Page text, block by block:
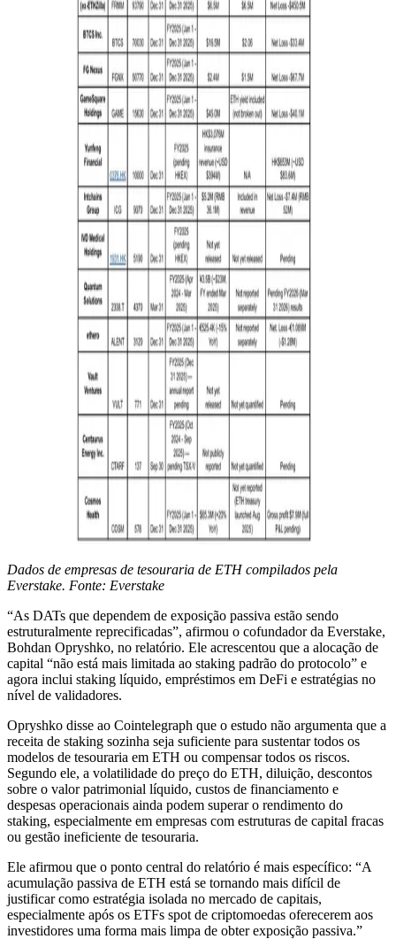
Dados de empresas de tesouraria de ETH compilados pela
Everstake. Fonte: Everstake
“As DATs que dependem de exposição passiva estão sendo
estruturalmente reprecificadas”, afirmou o cofundador da Everstake,
Bohdan Opryshko, no relatório. Ele acrescentou que a alocação de
capital “não está mais limitada ao staking padrão do protocolo” e
agora inclui staking líquido, empréstimos em DeFi e estratégias no
nível de validadores.
Opryshko disse ao Cointelegraph que o estudo não argumenta que a
receita de staking sozinha seja suficiente para sustentar todos os
modelos de tesouraria em ETH ou compensar todos os riscos.
Segundo ele, a volatilidade do preço do ETH, diluição, descontos
sobre o valor patrimonial líquido, custos de financiamento e
despesas operacionais ainda podem superar o rendimento do
staking, especialmente em empresas com estruturas de capital fracas
ou gestão ineficiente de tesouraria.
Ele afirmou que o ponto central do relatório é mais específico: “A
acumulação passiva de ETH está se tornando mais difícil de
justificar como estratégia isolada no mercado de capitais,
especialmente após os ETFs spot de criptomoedas oferecerem aos
investidores uma forma mais limpa de obter exposição passiva.”